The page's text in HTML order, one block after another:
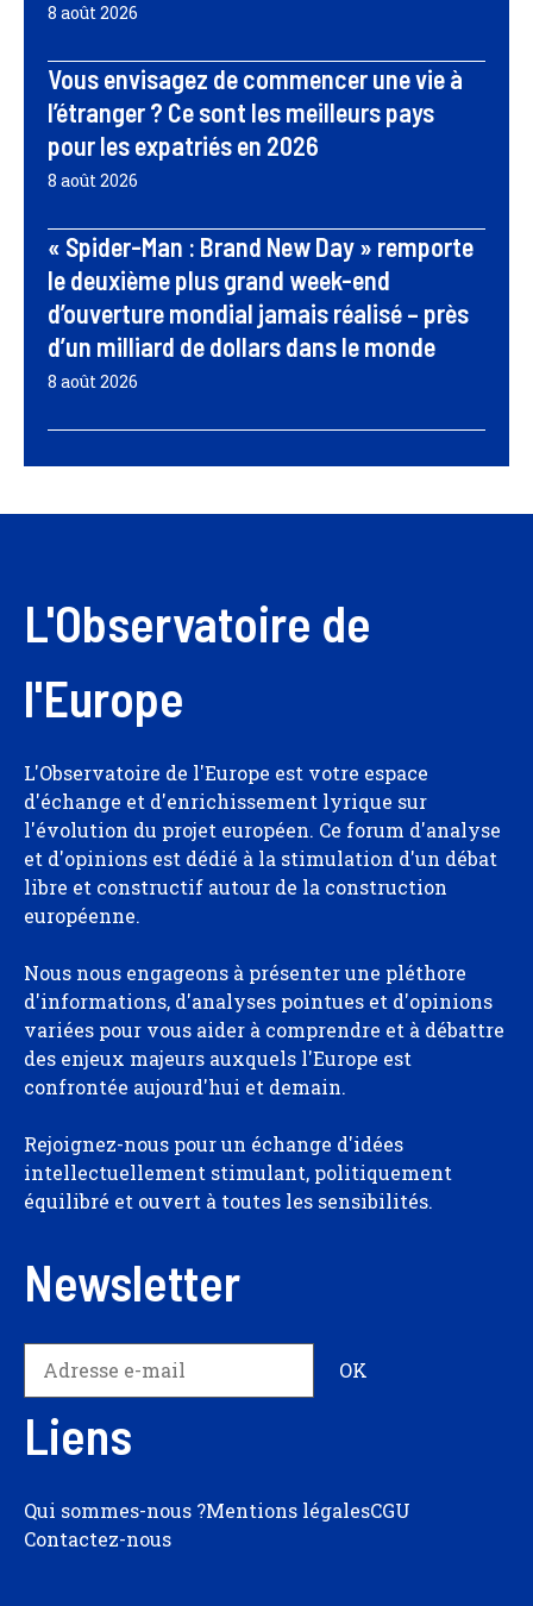
8 août 2026
Vous envisagez de commencer une vie à
l’étranger ? Ce sont les meilleurs pays
pour les expatriés en 2026
8 août 2026
« Spider-Man : Brand New Day » remporte
le deuxième plus grand week-end
d’ouverture mondial jamais réalisé – près
d’un milliard de dollars dans le monde
8 août 2026
L'Observatoire de
l'Europe
L'Observatoire de l'Europe est votre espace
d'échange et d'enrichissement lyrique sur
l'évolution du projet européen. Ce forum d'analyse
et d'opinions est dédié à la stimulation d'un débat
libre et constructif autour de la construction
européenne.
Nous nous engageons à présenter une pléthore
d'informations, d'analyses pointues et d'opinions
variées pour vous aider à comprendre et à débattre
des enjeux majeurs auxquels l'Europe est
confrontée aujourd'hui et demain.
Rejoignez-nous pour un échange d'idées
intellectuellement stimulant, politiquement
équilibré et ouvert à toutes les sensibilités.
Newsletter
Liens
Qui sommes-nous ?Mentions légalesCGU
Contactez-nous